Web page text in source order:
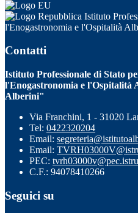
Istituto
l'Enogastronomia e l'Ospitalità
Contatti
Istituto Professionale di Stato
l'Enogastronomia e l'Ospitalità
Alberini"
Via Franchini, 1 - 31020
Tel: 0422320204
Email:
Email:
PEC:
C.F.: 94078410266
Seguici su